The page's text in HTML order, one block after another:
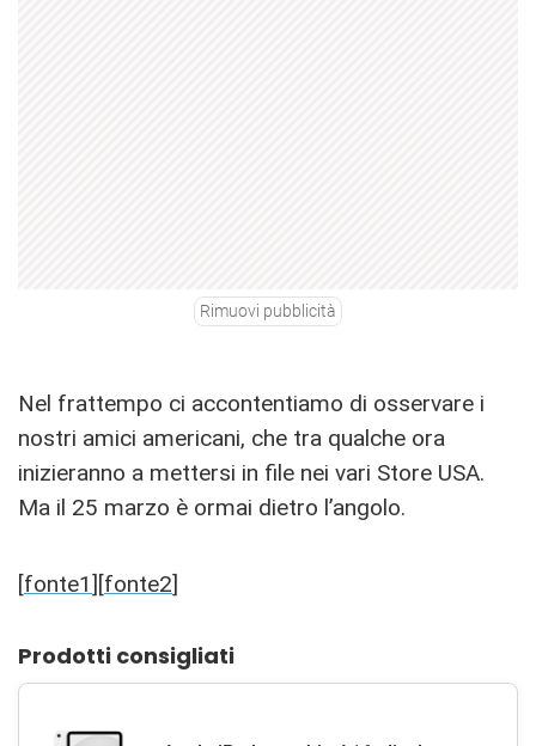
Rimuovi pubblicità
Nel frattempo ci accontentiamo di osservare i
nostri amici americani, che tra qualche ora
inizieranno a mettersi in file nei vari Store USA.
Ma il 25 marzo è ormai dietro l’angolo.
[fonte1][fonte2]
Prodotti consigliati